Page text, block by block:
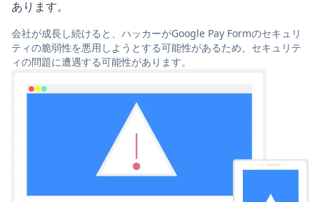
あります。
会社が成長し続けると、ハッカーがGoogle Pay Formのセキュリ
ティの脆弱性を悪用しようとする可能性があるため、セキュリテ
ィの問題に遭遇する可能性があります。